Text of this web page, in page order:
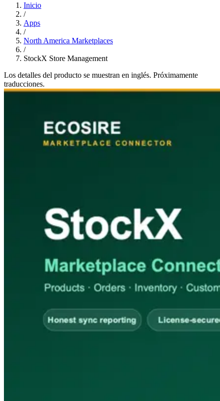
Inicio
/
Apps
/
North America Marketplaces
/
StockX Store Management
Los detalles del producto se muestran en inglés. Próximamente
traducciones.